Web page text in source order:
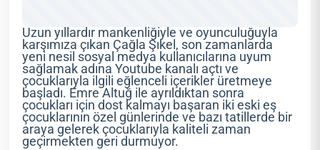
Uzun yıllardır mankenliğiyle ve oyunculuğuyla
karşımıza çıkan Çağla Şıkel, son zamanlarda
yeni nesil sosyal medya kullanıcılarına uyum
sağlamak adına Youtube kanalı açtı ve
çocuklarıyla ilgili eğlenceli içerikler üretmeye
başladı. Emre Altuğ ile ayrıldıktan sonra
çocukları için dost kalmayı başaran iki eski eş
çocuklarının özel günlerinde ve bazı tatillerde bir
araya gelerek çocuklarıyla kaliteli zaman
geçirmekten geri durmuyor.